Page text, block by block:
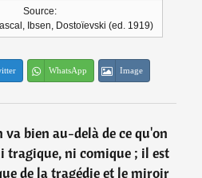
Source:
Ibsen, Dostoïevski (ed. 1919)
WhatsApp Image
bien au-delà de ce qu'on
tragique, ni comique ; il est
de la tragédie et le miroir